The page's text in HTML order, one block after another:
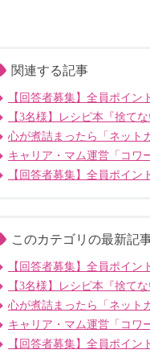
関連する記事
【回答者募集】全員ポイ
【3名様】レシピ本『捨て
心が煮詰まったら「ネット
キャリア・マム運営「コワ
【回答者募集】全員ポイ
このカテゴリの最新記
【回答者募集】全員ポイ
【3名様】レシピ本『捨て
心が煮詰まったら「ネット
キャリア・マム運営「コワ
【回答者募集】全員ポイ